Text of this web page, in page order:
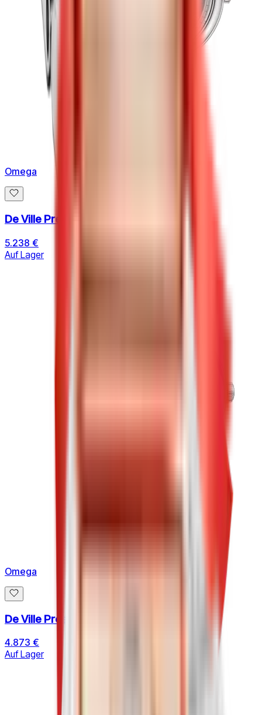
Omega
De Ville Prestige 40 MM
5.238 €
Auf Lager
Omega
De Ville Prestige 40 MM
4.873 €
Auf Lager